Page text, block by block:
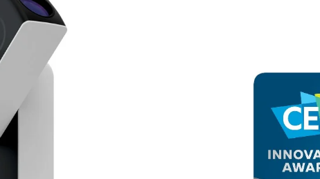
CES Las Vegas (Estados
Unidos)